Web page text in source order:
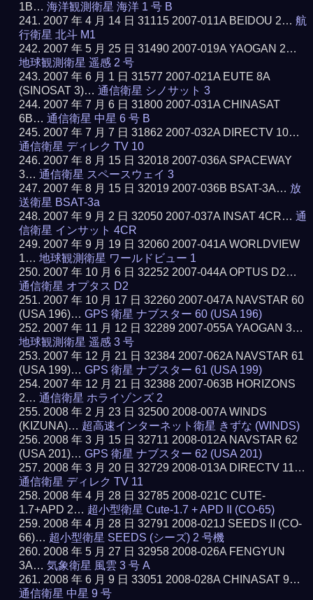
1B…海洋観測衛星 海洋 1 号 B
2007 年 4 月 14 日 31115 2007-011A BEIDOU 2…航
行衛星 北斗 M1
2007 年 5 月 25 日 31490 2007-019A YAOGAN 2…
地球観測衛星 遥感 2 号
2007 年 6 月 1 日 31577 2007-021A EUTE 8A
(SINOSAT 3)…通信衛星 シノサット 3
2007 年 7 月 6 日 31800 2007-031A CHINASAT
6B…通信衛星 中星 6 号 B
2007 年 7 月 7 日 31862 2007-032A DIRECTV 10…
通信衛星 ディレク TV 10
2007 年 8 月 15 日 32018 2007-036A SPACEWAY
3…通信衛星 スペースウェイ 3
2007 年 8 月 15 日 32019 2007-036B BSAT-3A… 放
送衛星 BSAT-3a
2007 年 9 月 2 日 32050 2007-037A INSAT 4CR…通
信衛星 インサット 4CR
2007 年 9 月 19 日 32060 2007-041A WORLDVIEW
1…地球観測衛星 ワールドビュー 1
2007 年 10 月 6 日 32252 2007-044A OPTUS D2…
通信衛星 オプタス D2
2007 年 10 月 17 日 32260 2007-047A NAVSTAR 60
(USA 196)…GPS 衛星 ナブスター 60 (USA 196)
2007 年 11 月 12 日 32289 2007-055A YAOGAN 3…
地球観測衛星 遥感 3 号
2007 年 12 月 21 日 32384 2007-062A NAVSTAR 61
(USA 199)…GPS 衛星 ナブスター 61 (USA 199)
2007 年 12 月 21 日 32388 2007-063B HORIZONS
2…通信衛星 ホライゾンズ 2
2008 年 2 月 23 日 32500 2008-007A WINDS
(KIZUNA)… 超高速インターネット衛星 きずな (WINDS)
2008 年 3 月 15 日 32711 2008-012A NAVSTAR 62
(USA 201)…GPS 衛星 ナブスター 62 (USA 201)
2008 年 3 月 20 日 32729 2008-013A DIRECTV 11…
通信衛星 ディレク TV 11
2008 年 4 月 28 日 32785 2008-021C CUTE-
1.7+APD 2… 超小型衛星 Cute-1.7 + APD II (CO-65)
2008 年 4 月 28 日 32791 2008-021J SEEDS II (CO-
66)… 超小型衛星 SEEDS (シーズ) 2 号機
2008 年 5 月 27 日 32958 2008-026A FENGYUN
3A…気象衛星 風雲 3 号 A
2008 年 6 月 9 日 33051 2008-028A CHINASAT 9…
通信衛星 中星 9 号